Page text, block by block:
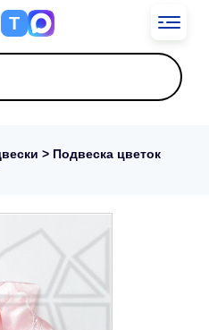
Т
> Подвеска цветок